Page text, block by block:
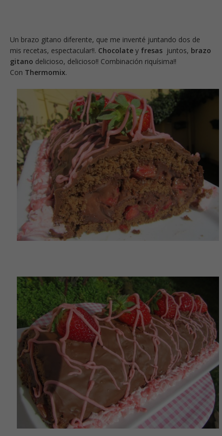
Un brazo gitano diferente, que me inventé juntando dos de
mis recetas, espectacular!!. Chocolate y fresas juntos, brazo
gitano delicioso, delicioso!! Combinación riquísima!!
Con Thermomix.